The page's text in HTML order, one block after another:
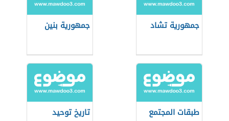
جمهورية تشاد جمهورية بنين
طبقات المجتمع
تاريخ توحيد